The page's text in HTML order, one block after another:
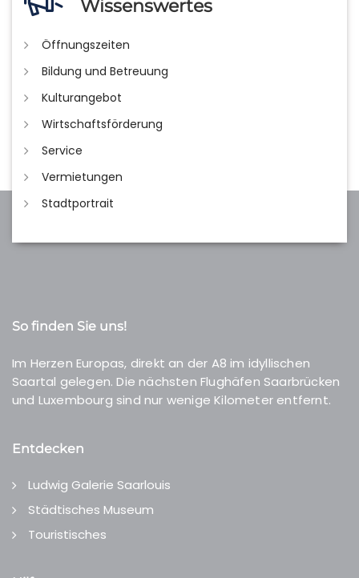
Wissenswertes
Öffnungszeiten
Bildung und Betreuung
Kulturangebot
Wirtschaftsförderung
Service
Vermietungen
Stadtportrait
So finden Sie uns!
Im Herzen Europas, direkt an der A8 im idyllischen
Saartal gelegen. Die nächsten Flughäfen Saarbrücken
und Luxembourg sind nur wenige Kilometer entfernt.
Entdecken
Ludwig Galerie Saarlouis
Städtisches Museum
Touristisches